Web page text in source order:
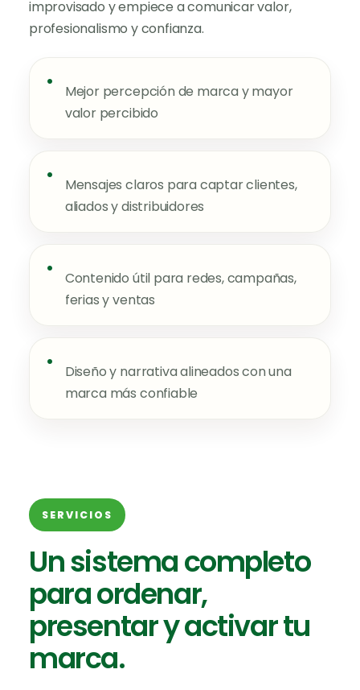
improvisado y empiece a comunicar valor,
profesionalismo y confianza.
•
Mejor percepción de marca y mayor
valor percibido
•
Mensajes claros para captar clientes,
aliados y distribuidores
•
Contenido útil para redes, campañas,
ferias y ventas
•
Diseño y narrativa alineados con una
marca más confiable
SERVICIOS
Un sistema completo
para ordenar,
presentar y activar tu
marca.